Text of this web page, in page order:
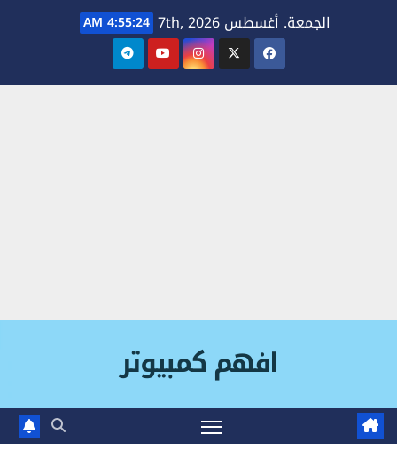
الجمعة. أغسطس 7th, 2026 4:55:25 AM
افهم كمبيوتر